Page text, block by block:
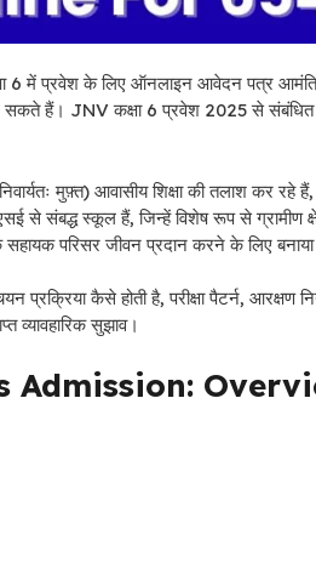
6 में प्रवेश के लिए ऑनलाइन आवेदन पत्र
हैं। JNV कक्षा 6 प्रवेश 2025 से संबंधित
मुफ़्त) आवासीय शिक्षा की तलाश कर रहे
से संबद्ध स्कूल हैं, जिन्हें विशेष रूप से ग्रामीण
परिसर जीवन प्रदान करने के लिए बनाया
प्रक्रिया कैसे होती है, परीक्षा पैटर्न,
व्यावहारिक सुझाव।
Admission: